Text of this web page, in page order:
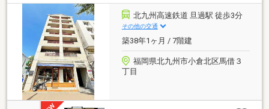
北九州高速鉄道 旦過駅 徒歩3分
その他の交通
築38年1ヶ月 / 7階建
福岡県北九州市小倉北区馬借３
丁目